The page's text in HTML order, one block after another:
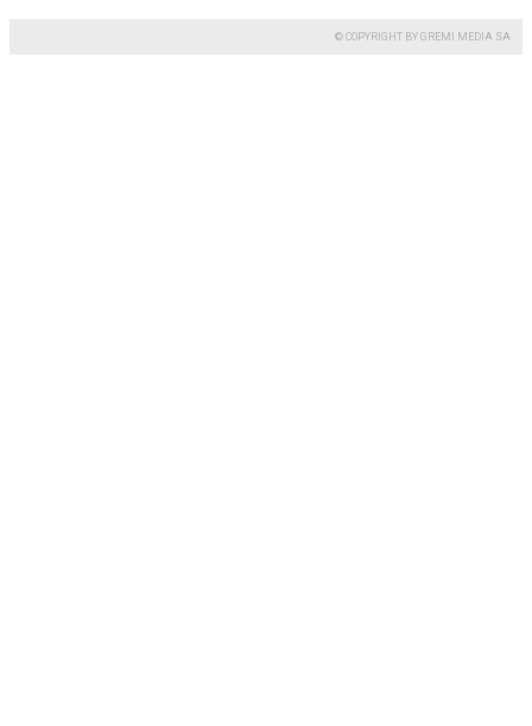
© COPYRIGHT BY GREMI MEDIA SA